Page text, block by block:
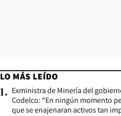
LO MÁS LEÍDO
1. Exministra de Minería del
Codelco: “En ningún momento
que se enajenaran activos tan